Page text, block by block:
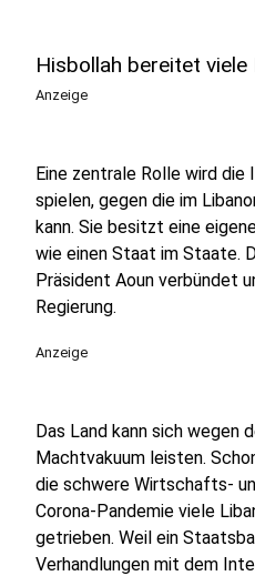
Hisbollah bereitet viele
Anzeige
Eine zentrale Rolle wird die
spielen, gegen die im
kann. Sie besitzt eine
wie einen Staat im Staate.
Präsident Aoun verbündet
Regierung.
Anzeige
Das Land kann sich wegen
Machtvakuum leisten.
die schwere Wirtschafts-
Corona-Pandemie viele
getrieben. Weil ein
Verhandlungen mit dem